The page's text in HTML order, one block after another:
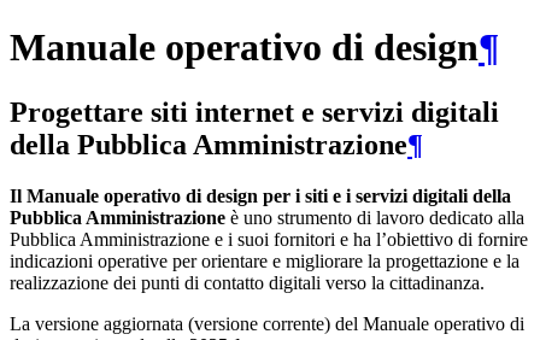
Manuale operativo di design¶
Progettare siti internet e servizi digitali
della Pubblica Amministrazione¶
Il Manuale operativo di design per i siti e i servizi digitali della
Pubblica Amministrazione è uno strumento di lavoro dedicato alla
Pubblica Amministrazione e i suoi fornitori e ha l’obiettivo di fornire
indicazioni operative per orientare e migliorare la progettazione e la
realizzazione dei punti di contatto digitali verso la cittadinanza.
La versione aggiornata (versione corrente) del Manuale operativo di